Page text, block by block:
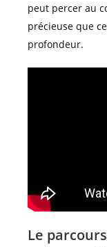
peut percer au
précieuse que
profondeur.
Le